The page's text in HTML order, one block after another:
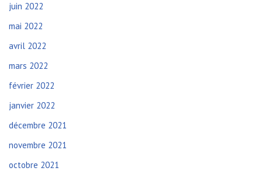
juin 2022
mai 2022
avril 2022
mars 2022
février 2022
janvier 2022
décembre 2021
novembre 2021
octobre 2021